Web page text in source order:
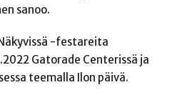
sanoo.
-festareita
Gatorade Centerissä ja
teemalla Ilon päivä.